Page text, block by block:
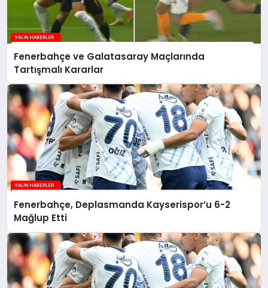
Fenerbahçe ve Galatasaray Maçlarında
Tartışmalı Kararlar
Fenerbahçe, Deplasmanda Kayserispor’u 6-2
Mağlup Etti